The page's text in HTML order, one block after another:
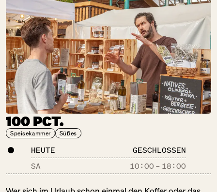
100 PCT.
Speisekammer Süßes
HEUTE
GESCHLOSSEN
SA
10:00 – 18:00
BREAD.LOVE
GESCHLOSSEN
Backwaren
CHAO SHE
SO: GESCHLOSSEN